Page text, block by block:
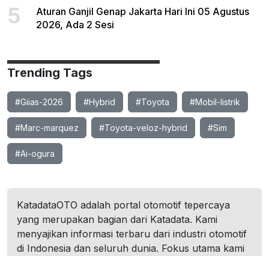
5
Aturan Ganjil Genap Jakarta Hari Ini 05 Agustus
2026, Ada 2 Sesi
Trending Tags
#Giias-2026 #Hybrid #Toyota #Mobil-listrik
#Marc-marquez #Toyota-veloz-hybrid #Sim
#Ai-ogura
KatadataOTO adalah portal otomotif tepercaya
yang merupakan bagian dari Katadata. Kami
menyajikan informasi terbaru dari industri otomotif
di Indonesia dan seluruh dunia. Fokus utama kami